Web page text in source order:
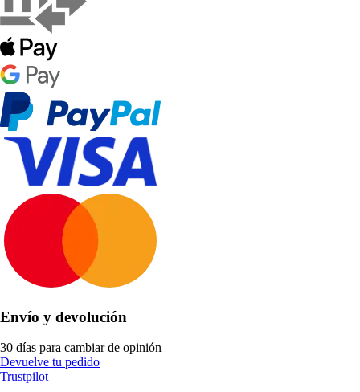
Envío y devolución
30 días para cambiar de opinión
Devuelve tu pedido
Trustpilot